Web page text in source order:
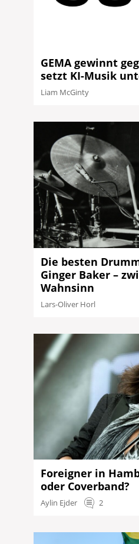
GEMA gewinnt
setzt KI-Musik
Liam McGinty
Die besten
Ginger Baker –
Wahnsinn
Lars-Oliver Horl
Foreigner in
oder Coverband?
Aylin Ejder 2